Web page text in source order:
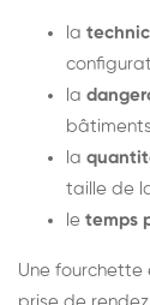
la
la
la
taille de
le temps
Une fourchette